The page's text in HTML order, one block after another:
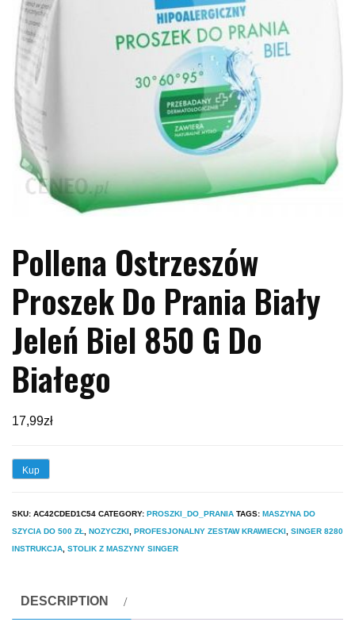
Pollena Ostrzeszów
Proszek Do Prania Biały
Jeleń Biel 850 G Do
Białego
17,99zł
Kup
SKU: AC42CDED1C54 CATEGORY: PROSZKI_DO_PRANIA TAGS: MASZYNA DO
SZYCIA DO 500 ZŁ, NOZYCZKI , PROFESJONALNY ZESTAW KRAWIECKI , SINGER 8280
INSTRUKCJA, STOLIK Z MASZYNY SINGER
DESCRIPTION